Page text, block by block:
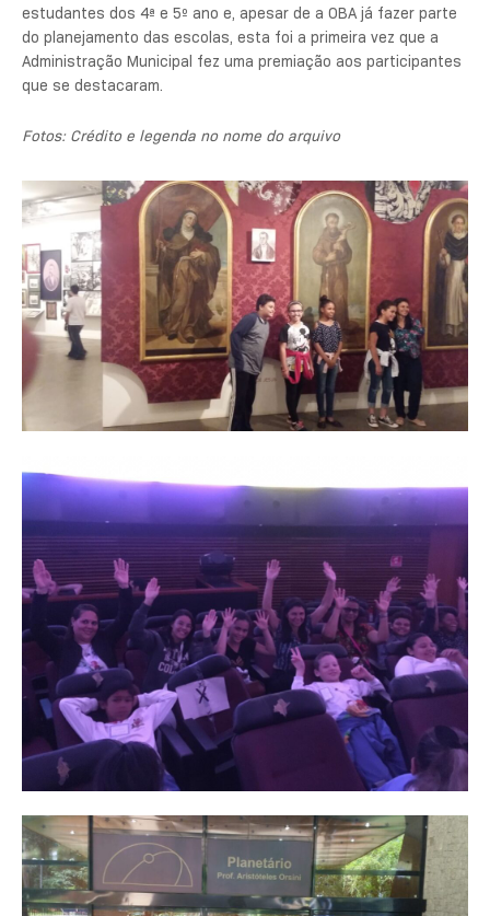
estudantes dos 4ª e 5º ano e, apesar de a OBA já fazer parte
do planejamento das escolas, esta foi a primeira vez que a
Administração Municipal fez uma premiação aos participantes
que se destacaram.
Fotos: Crédito e legenda no nome do arquivo